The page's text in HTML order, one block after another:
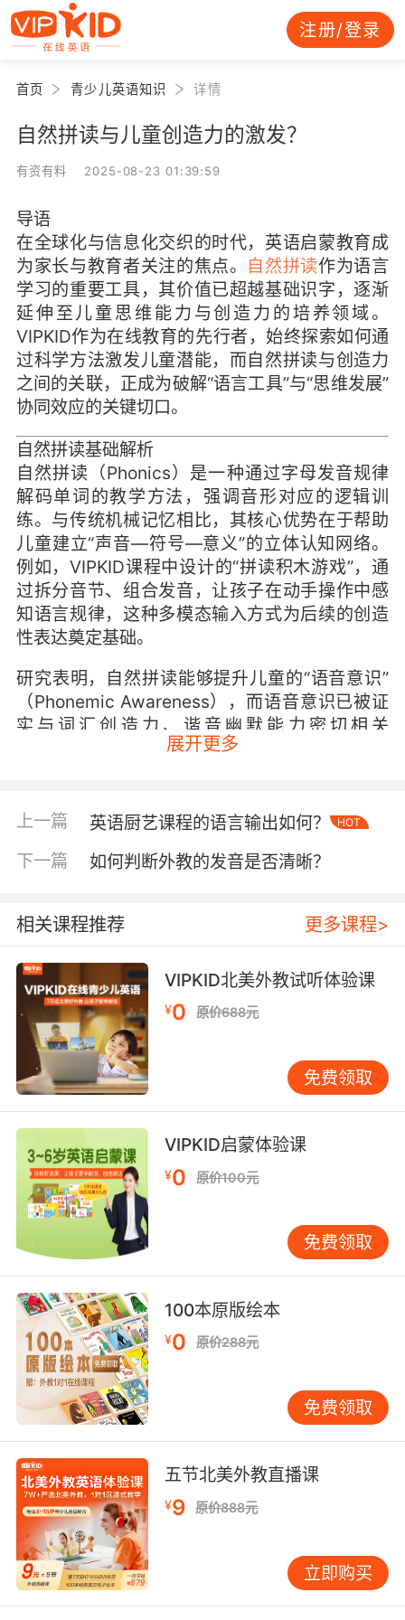
注册/登录
首页 青少儿英语知识 详情
自然拼读与儿童创造力的激发？
有资有料 2025-08-23 01:39:59
导语
在全球化与信息化交织的时代，英语启蒙教育成
为家长与教育者关注的焦点。
自然拼读作为语言
学习的重要工具，其价值已超越基础识字，逐渐
延伸至儿童思维能力与创造力的培养领域。
VIPKID作为在线教育的先行者，始终探索如何通
过科学方法激发儿童潜能，而自然拼读与创造力
之间的关联，正成为破解“语言工具”与“思维发展”
协同效应的关键切口。
自然拼读基础解析
自然拼读（Phonics）是一种通过字母发音规律
解码单词的教学方法，强调音形对应的逻辑训
练。与传统机械记忆相比，其核心优势在于帮助
儿童建立“声音—符号—意义”的立体认知网络。
例如，VIPKID课程中设计的“拼读积木游戏”，通
过拆分音节、组合发音，让孩子在动手操作中感
知语言规律，这种多模态输入方式为后续的创造
性表达奠定基础。
研究表明，自然拼读能够提升儿童的“语音意识”
（Phonemic Awareness），而语音意识已被证
实与词汇创造力、谐音幽默能力密切相关
（Anastasopoulos & Grouws, 2020）。当孩子
灵活运用正是创造力萌芽的标志。
创造力培养路径
了儿童的“思维颗粒度”。例如，VIPKID课堂上常
“bet”“bit”，看似简单的替换实则训练了“保持结
构、改变元素”的创造逻辑。这种能力迁移到绘
画、故事创作中，表现为更丰富的情节设计与细
节填充。
心理学视角下，创造力需要“安全感”与“自主权”的
双重支撑（Amabile, 1996）。自然拼读的沉浸
式互动模式（如VIPKID的1对1情景对话）恰好提
供低压力环境：孩子无需恐惧犯错，反而能通过
试错发现“apple”与“aple”的发音差异，进而大胆
创造“alp”等虚构词汇。这种“容错—探索”的循
环，正是创造力生长的土壤。
两者关联性探究
自然拼读与创造力的联结可从神经科学角度解
释。fMRI研究显示，拼读训练能激活大脑左半球
的语言区，而创造性任务则依赖右半球的联想功
能（Bishop, 2017）。当VIPKID课程通过儿歌、
韵律诗等跨通道刺激时，左右脑协同效应被放
大，孩子不仅能快速解码“fly”的发音，还能联想
“sky”“why”等关联词汇，甚至编织出“A fly flew
by the sky, why?”的趣味句子——语言规则内化
为工具，创意表达随之涌现。
教育实践中，这种关联性体现在“输入—输出”的
转化效率上。VIPKID的数据显示，接受系统性拼
读训练的儿童，在自由故事环节产出的复杂句式
比例提升37%，且更倾向于使用押韵、拟声等修
展开更多
上一篇 英语厨艺课程的语言输出如何？ HOT
下一篇 如何判断外教的发音是否清晰？
相关课程推荐 更多课程>
VIPKID北美外教试听体验课
¥0 原价688元
免费领取
VIPKID启蒙体验课
¥0 原价100元
免费领取
100本原版绘本
¥0 原价288元
免费领取
五节北美外教直播课
¥9 原价888元
立即购买